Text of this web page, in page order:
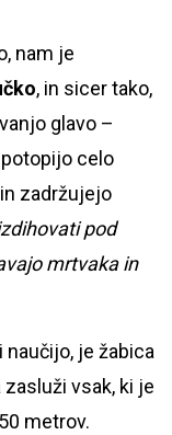
nam je
, in sicer tako,
glavo –
celo
zadržujejo
pod
mrtvaka in
naučijo, je žabica
vsak, ki je
metrov.